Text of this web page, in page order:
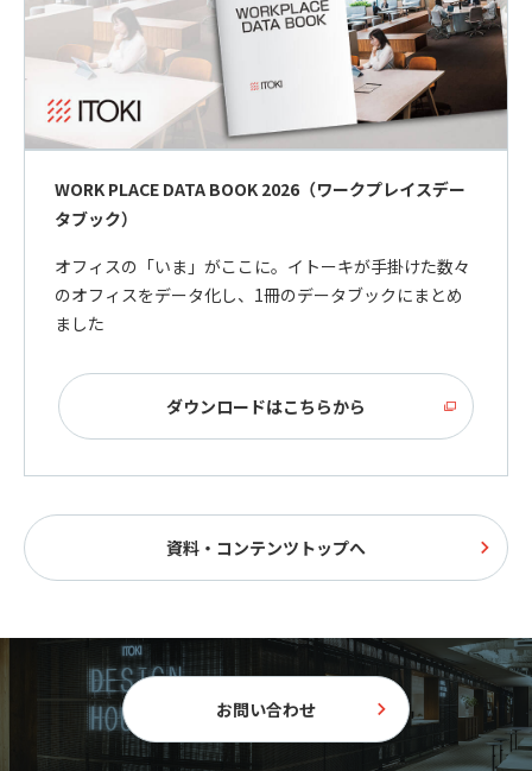
WORK PLACE DATA BOOK 2026（ワークプレイスデー
タブック）
オフィスの「いま」がここに。イトーキが手掛けた数々
のオフィスをデータ化し、1冊のデータブックにまとめ
ました
ダウンロードはこちらから
資料・コンテンツトップへ
お問い合わせ